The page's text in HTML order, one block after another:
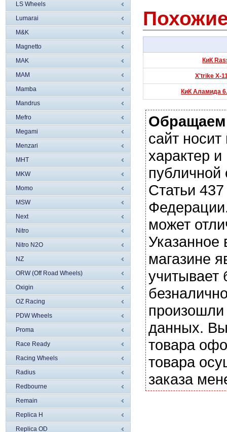
LS Wheels
Lumarai
M&K
Magnetto
MAK
MAM
Mamba
Mandrus
Mefro
Megami
Menzari
MHT
MKW
Momo
MSW
Next
Nitro
Nitro N2O
NZ
ORW (Off Road Wheels)
Oxigin
OZ Racing
PDW Wheels
Proma
Race Ready
Racing Wheels
Radius
Redbourne
Remain
Replica H
Replica OD
КиК
X'trike X-
КиК Аламида
сайт
характер
Статьи
может
магазине
учитывает
данных. Вы
товара
товара
заказа